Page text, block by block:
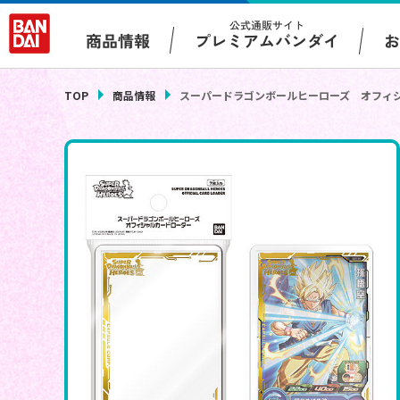
商品情報
公式通販サイト
プレミアムバンダイ
TOP 商品情報 スーパードラゴンボールヒーローズ オフィ